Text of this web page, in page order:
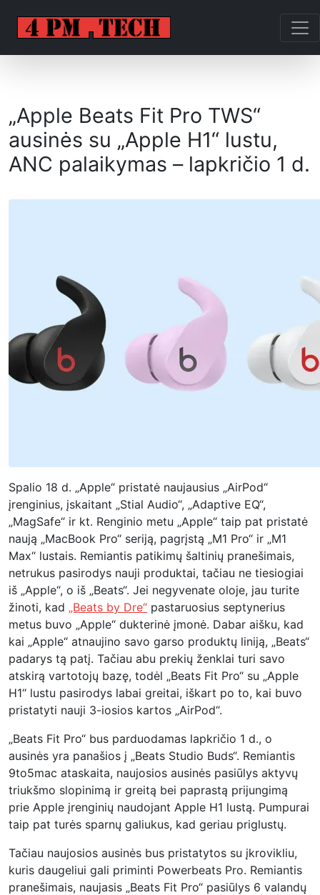
„Apple Beats Fit Pro TWS“
ausinės su „Apple H1“ lustu,
ANC palaikymas – lapkričio 1 d.
Spalio 18 d. „Apple“ pristatė naujausius „AirPod“
įrenginius, įskaitant „Stial Audio“, „Adaptive EQ“,
„MagSafe“ ir kt. Renginio metu „Apple“ taip pat pristatė
naują „MacBook Pro“ seriją, pagrįstą „M1 Pro“ ir „M1
Max“ lustais. Remiantis patikimų šaltinių pranešimais,
netrukus pasirodys nauji produktai, tačiau ne tiesiogiai
iš „Apple“, o iš „Beats“. Jei negyvenate oloje, jau turite
žinoti, kad „Beats by Dre“ pastaruosius septynerius
metus buvo „Apple“ dukterinė įmonė. Dabar aišku, kad
kai „Apple“ atnaujino savo garso produktų liniją, „Beats“
padarys tą patį. Tačiau abu prekių ženklai turi savo
atskirą vartotojų bazę, todėl „Beats Fit Pro“ su „Apple
H1“ lustu pasirodys labai greitai, iškart po to, kai buvo
pristatyti nauji 3-iosios kartos „AirPod“.
„Beats Fit Pro“ bus parduodamas lapkričio 1 d., o
ausinės yra panašios į „Beats Studio Buds“. Remiantis
9to5mac ataskaita, naujosios ausinės pasiūlys aktyvų
triukšmo slopinimą ir greitą bei paprastą prijungimą
prie Apple įrenginių naudojant Apple H1 lustą. Pumpurai
taip pat turės sparnų galiukus, kad geriau priglustų.
Tačiau naujosios ausinės bus pristatytos su įkrovikliu,
kuris daugeliui gali priminti Powerbeats Pro. Remiantis
pranešimais, naujasis „Beats Fit Pro“ pasiūlys 6 valandų